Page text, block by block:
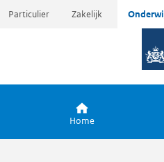
Ga
Particulier Zakelijk
Home